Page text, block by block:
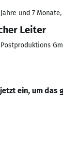
und 7
Leiter
ein, um das